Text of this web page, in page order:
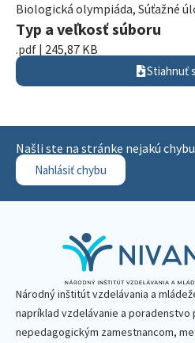
Biologická olympiáda, Súťažné
Typ a veľkosť súboru
.pdf | 245,87 KB
Stiahnuť
Našli ste na stránke nejakú
Nahlásiť chybu
Národný inštitút vzdelávania a
napríklad vzdelávanie a poradenstvo
nepedagogickým zamestnancom,